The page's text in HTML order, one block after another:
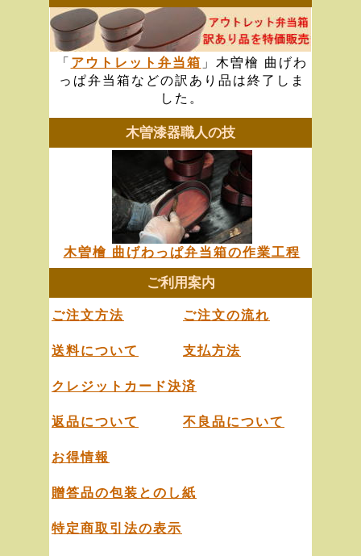
「 アウトレット弁当箱 」木曽檜 曲げわ
っぱ弁当箱などの訳あり品は終了しま
した。
木曽漆器職人の技
木曽檜 曲げわっぱ弁当箱の作業工程
ご利用案内
ご注文方法 ご注文の流れ
送料について 支払方法
クレジットカード決済
不良品について
返品について
お得情報
贈答品の包装とのし紙
特定商取引法の表示